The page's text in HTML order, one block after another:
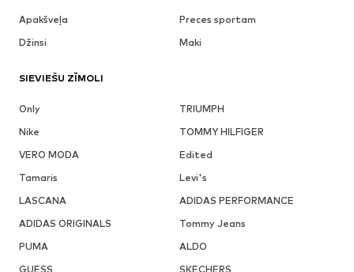
Apakšveļa
Preces sportam
Džinsi
Maki
SIEVIEŠU ZĪMOLI
Only
TRIUMPH
Nike
TOMMY HILFIGER
VERO MODA
Edited
Tamaris
Levi's
LASCANA
ADIDAS PERFORMANCE
ADIDAS ORIGINALS
Tommy Jeans
PUMA
ALDO
GUESS
SKECHERS